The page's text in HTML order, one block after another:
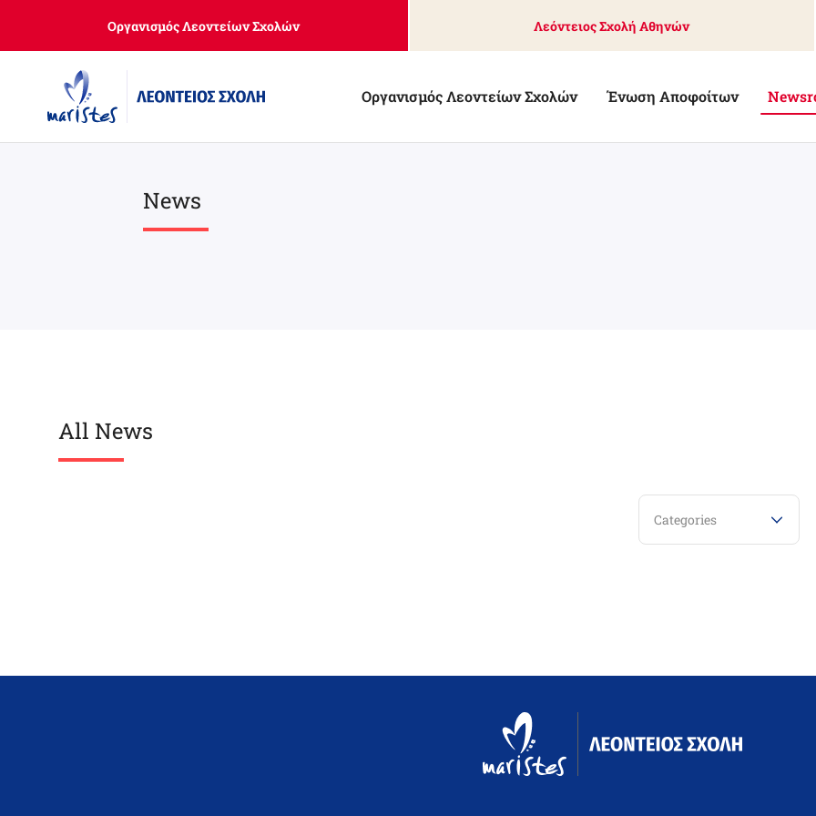
main
Οργανισμός Λεοντείων Σχολών Λεόντειος Σχολή Αθηνών
Οργανισμός Λεοντείων Σχολών Ένωση Αποφοίτων
News
All News
Categories